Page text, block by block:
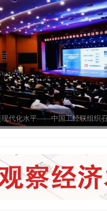
现代化水平——中国工经联组织